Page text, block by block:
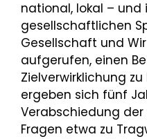
national, lokal – und
gesellschaftlichen
Gesellschaft und
aufgerufen, einen
Zielverwirklichung
ergeben sich fünf
Verabschiedung
Fragen etwa zu